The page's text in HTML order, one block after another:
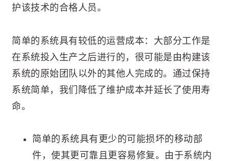
护该技术的合格人员。
简单的系统具有较低的运营成本：大部分工作是
在系统投入生产之后进行的，很可能是由构建该
系统的原始团队以外的其他人完成的。通过保持
系统简单，我们降低了维护成本并延长了使用寿
命。
简单的系统具有更少的可能损坏的移动部
件，使其更可靠且更容易修复。由于系统内